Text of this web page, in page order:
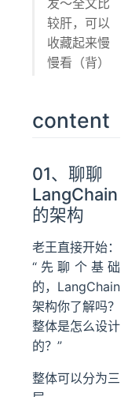
发～全文比
较肝，可以
收藏起来慢
慢看（背）
content
01、聊聊
LangChain
的架构
老王直接开始：
“先聊个基础
的，LangChain
架构你了解吗？
整体是怎么设计
的？”
整体可以分为三